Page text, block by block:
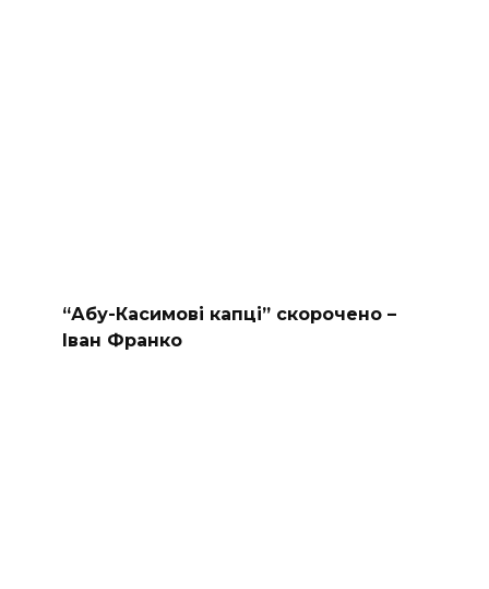
“Абу-Касимові капці” скорочено –
Іван Франко